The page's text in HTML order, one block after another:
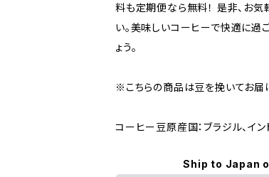
料も定期便なら無料！ 是非、お気
い。美味しいコーヒーで快適に過
ょう。
※こちらの商品は豆を挽いてお届
コーヒー豆原産国：ブラジル、イン
Ship to Japan